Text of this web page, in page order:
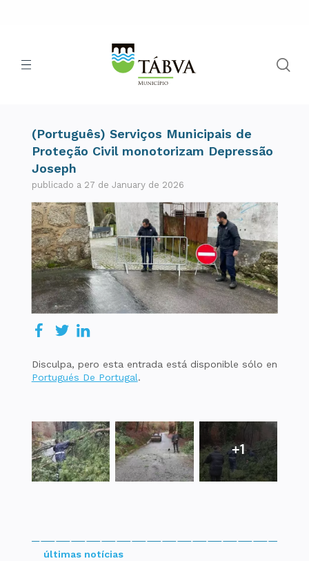
(Português) Serviços Municipais de
Proteção Civil monotorizam Depressão
Joseph
publicado a 27 de January de 2026
Disculpa, pero esta entrada está disponible sólo en
Portugués De Portugal.
+1
últimas notícias